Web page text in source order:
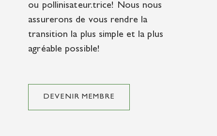
ou pollinisateur.trice! Nous nous
assurerons de vous rendre la
transition la plus simple et la plus
agréable possible!
DEVENIR MEMBRE